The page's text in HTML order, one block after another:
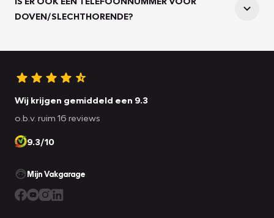
DOVEN/SLECHTHORENDE?
Wij krijgen gemiddeld een 9.3
o.b.v. ruim 16 reviews
9.3/10
Mijn Vakgarage